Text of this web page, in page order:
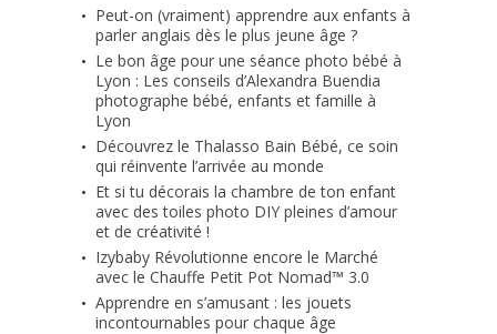
Peut-on (vraiment) apprendre aux enfants à
parler anglais dès le plus jeune âge ?
Le bon âge pour une séance photo bébé à
Lyon : Les conseils d’Alexandra Buendia
photographe bébé, enfants et famille à
Lyon
Découvrez le Thalasso Bain Bébé, ce soin
qui réinvente l’arrivée au monde
Et si tu décorais la chambre de ton enfant
avec des toiles photo DIY pleines d’amour
et de créativité !
Izybaby Révolutionne encore le Marché
avec le Chauffe Petit Pot Nomad™ 3.0
Apprendre en s’amusant : les jouets
incontournables pour chaque âge